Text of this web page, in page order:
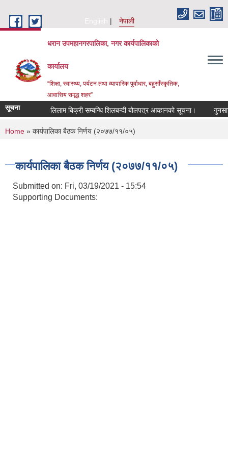
English
नेपाली
धरान उपमहानगरपालिका, नगर कार्यपालिकाको
कार्यालय
“शिक्षा, स्वास्थ्य, पर्यटन तथा व्यापारिक पुर्वाधार, बहुसाँस्कृतिक,
आवासिय समृद्ध शहर”
सूचना लिलाम बिक्री सम्बन्धि शिलबन्दी बोलपत्र आव्हानको सूचना।
You are here
Home » कार्यपालिका बैठक निर्णय (२०७७/११/०५)
कार्यपालिका बैठक निर्णय (२०७७/११/०५)
Submitted on: Fri, 03/19/2021 - 15:54
Supporting Documents: